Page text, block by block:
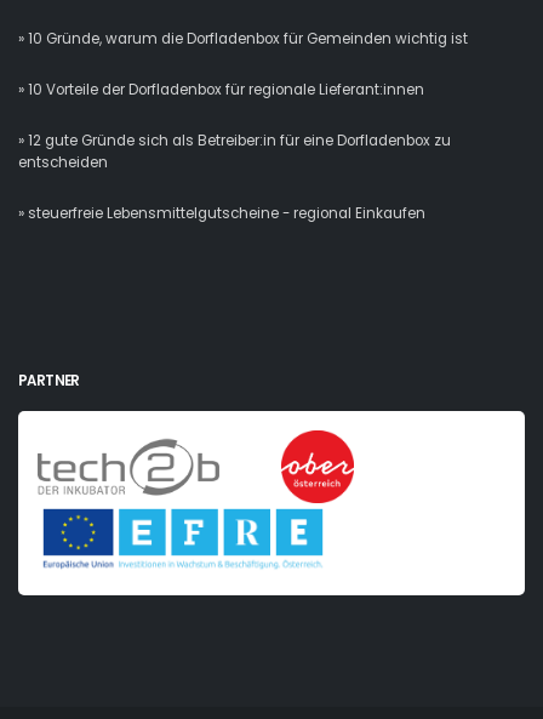
» 10 Gründe, warum die Dorfladenbox für Gemeinden wichtig ist
» 10 Vorteile der Dorfladenbox für regionale Lieferant:innen
» 12 gute Gründe sich als Betreiber:in für eine Dorfladenbox zu
entscheiden
» steuerfreie Lebensmittelgutscheine - regional Einkaufen
PARTNER